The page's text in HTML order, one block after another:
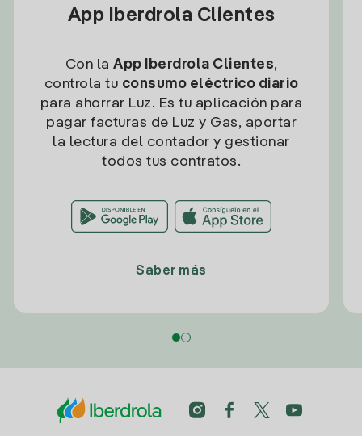
App Iberdrola Clientes
Con la App Iberdrola Clientes,
controla tu consumo eléctrico diario
para ahorrar Luz. Es tu aplicación para
pagar facturas de Luz y Gas, aportar
la lectura del contador y gestionar
todos tus contratos.
Saber más